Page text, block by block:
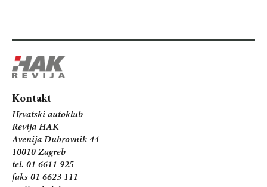
Kontakt
Hrvatski autoklub
Revija HAK
Avenija Dubrovnik 44
10010 Zagreb
tel. 01 6611 925
faks 01 6623 111